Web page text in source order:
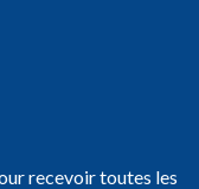
recevoir toutes les